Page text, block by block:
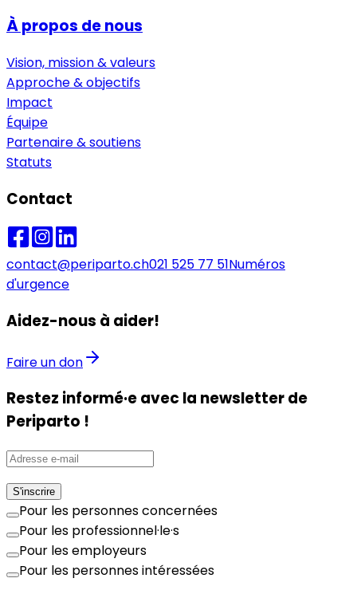
À propos de nous
Vision, mission & valeurs
Approche & objectifs
Impact
Équipe
Partenaire & soutiens
Statuts
Contact
contact@periparto.ch021 525 77 51Numéros
d'urgence
Aidez-nous à aider!
Faire un don
Restez informé·e avec la newsletter de
Periparto !
S'inscrire
Pour les personnes concernées
Pour les professionnel·le·s
Pour les employeurs
Pour les personnes intéressées